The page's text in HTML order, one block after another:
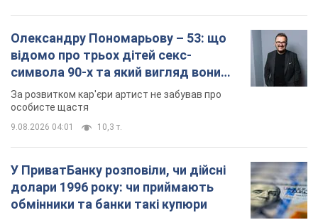
Олександру Пономарьову – 53: що
відомо про трьох дітей секс-
символа 90-х та який вигляд вони
мають
За розвитком кар'єри артист не забував про
особисте щастя
9.08.2026 04:01 10,3 т.
У ПриватБанку розповіли, чи дійсні
долари 1996 року: чи приймають
обмінники та банки такі купюри